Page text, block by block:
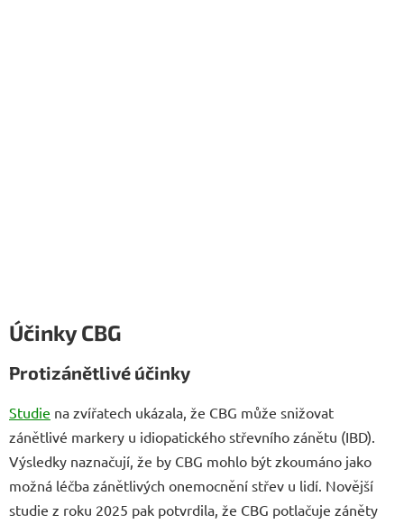
Účinky CBG
Protizánětlivé účinky
Studie na zvířatech ukázala, že CBG může snižovat
zánětlivé markery u idiopatického střevního zánětu (IBD).
Výsledky naznačují, že by CBG mohlo být zkoumáno jako
možná léčba zánětlivých onemocnění střev u lidí. Novější
studie z roku 2025 pak potvrdila, že CBG potlačuje záněty